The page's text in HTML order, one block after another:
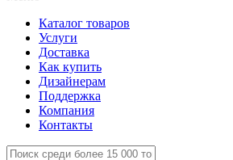
Каталог товаров
Услуги
Доставка
Как купить
Дизайнерам
Поддержка
Компания
Контакты